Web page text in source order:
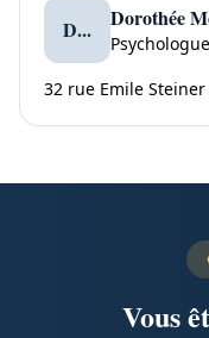
D... Dorothée
Psychologue
32 rue Emile
Vous